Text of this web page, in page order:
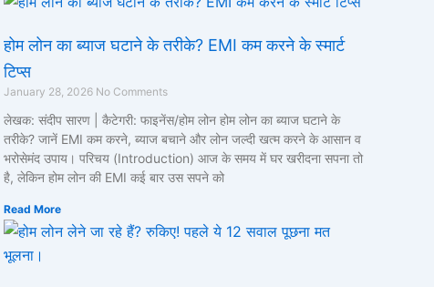
होम लोन का ब्याज घटाने के तरीके? EMI कम करने के स्मार्ट
टिप्स
January 28, 2026 No Comments
लेखक: संदीप सारण | कैटेगरी: फाइनेंस/होम लोन होम लोन का ब्याज घटाने के
तरीके? जानें EMI कम करने, ब्याज बचाने और लोन जल्दी खत्म करने के आसान व
भरोसेमंद उपाय। परिचय (Introduction) आज के समय में घर खरीदना सपना तो
है, लेकिन होम लोन की EMI कई बार उस सपने को
Read More